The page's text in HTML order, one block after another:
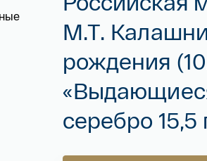
М.Т.
рождения
серебро 15,5